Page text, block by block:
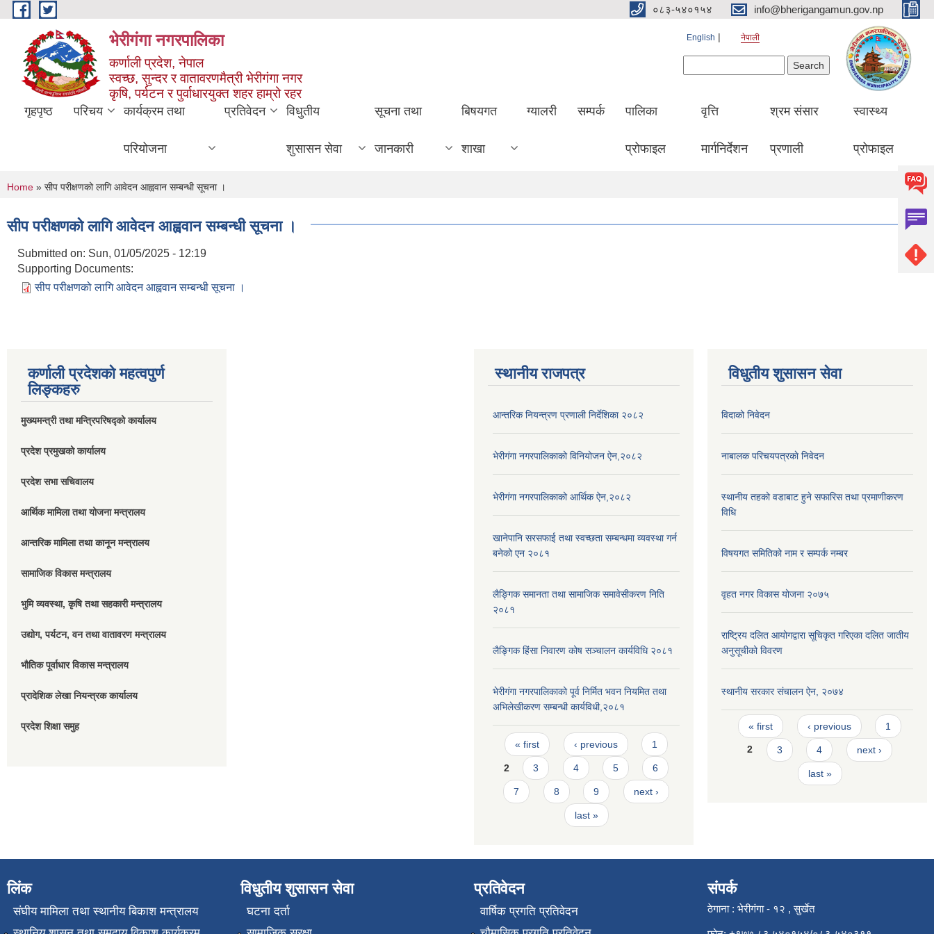
Skip to main content ०८३-५४०१५४ info@bherigangamun.gov.np
भेरीगंगा नगरपालिका
कर्णाली प्रदेश, नेपाल
स्वच्छ, सुन्दर र वातावरणमैत्री भेरीगंगा नगर
कृषि, पर्यटन र पुर्वाधारयुक्त शहर हाम्रो रहर
English नेपाली
गृहपृष्ठ परिचय कार्यक्रम तथा
परियोजना
प्रतिवेदन विधुतीय
शुसासन सेवा
सूचना तथा
जानकारी
बिषयगत
शाखा
ग्यालरी सम्पर्क पालिका
प्रोफाइल
वृत्ति
मार्गनिर्देशन
श्रम संसार
प्रणाली
स्वास्थ्य
प्रोफाइल
You are here
Home » सीप परीक्षणको लागि आवेदन आह्ववान सम्बन्धी सूचना ।
सीप परीक्षणको लागि आवेदन आह्ववान सम्बन्धी सूचना ।
Submitted on: Sun, 01/05/2025 - 12:19
Supporting Documents:
सीप परीक्षणको लागि आवेदन आह्ववान सम्बन्धी सूचना ।
कर्णाली प्रदेशको महत्वपुर्ण
लिङ्कहरु
मुख्यमन्त्री तथा मन्त्रिपरिषद्को कार्यालय
प्रदेश प्रमुखको कार्यालय
प्रदेश सभा सचिवालय
आर्थिक मामिला तथा योजना मन्त्रालय
आन्तरिक मामिला तथा कानून मन्त्रालय
सामाजिक विकास मन्त्रालय
भुमि व्यवस्था, कृषि तथा सहकारी मन्त्रालय
उद्योग, पर्यटन, वन तथा वातावरण मन्त्रालय
भौतिक पूर्वाधार विकास मन्त्रालय
प्रादेशिक लेखा नियन्त्रक कार्यालय
प्रदेश शिक्षा समुह
स्थानीय राजपत्र
आन्तरिक नियन्त्रण प्रणाली निर्देशिका २०८२
भेरीगंगा नगरपालिकाको विनियोजन ऐन,२०८२
भेरीगंगा नगरपालिकाको आर्थिक ऐन,२०८२
खानेपानि सरसफाई तथा स्वच्छता सम्बन्धमा व्यवस्था गर्न
बनेको एन २०८१
लैङ्गिक समानता तथा सामाजिक समावेसीकरण निति
२०८१
लैङ्गिक हिंसा निवारण कोष सञ्चालन कार्यविधि २०८१
भेरीगंगा नगरपालिकाको पूर्व निर्मित भवन नियमित तथा
अभिलेखीकरण सम्बन्धी कार्यविधी,२०८१
Pages
« first ‹ previous 1
2 3 4 5 6
7 8 9 next ›
last »
विधुतीय शुसासन सेवा
विदाको निवेदन
नाबालक परिचयपत्रकाे निवेदन
स्थानीय तहको वडाबाट हुने सफारिस तथा प्रमाणीकरण
विधि
विषयगत समितिको नाम र सम्पर्क नम्बर
वृहत नगर विकास योजना २०७५
राष्ट्रिय दलित आयोगद्वारा सूचिकृत गरिएका दलित जातीय
अनुसूचीको विवरण
स्थानीय सरकार संचालन ऐन, २०७४
Pages
« first ‹ previous 1
2 3 4 next ›
last »
लिंक
संघीय मामिला तथा स्थानीय बिकाश मन्त्रालय
विधुतीय शुसासन सेवा
घटना दर्ता
प्रतिवेदन
वार्षिक प्रगति प्रतिवेदन
संपर्क
ठेगाना : भेरीगंगा - १२ , सुर्खेत